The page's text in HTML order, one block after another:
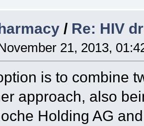
/ Re: HIV
21, 2013,
is to combine
approach, also
Holding AG